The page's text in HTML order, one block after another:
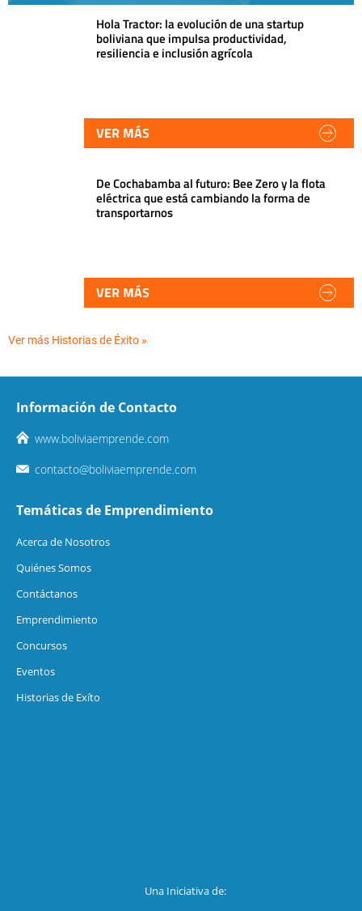
Hola Tractor: la evolución de una startup
boliviana que impulsa productividad,
resiliencia e inclusión agrícola
VER MÁS
De Cochabamba al futuro: Bee Zero y la flota
eléctrica que está cambiando la forma de
transportarnos
VER MÁS
Ver más Historias de Éxito »
Información de Contacto
www.boliviaemprende.com
contacto@boliviaemprende.com
Temáticas de Emprendimiento
Acerca de Nosotros
Quiénes Somos
Contáctanos
Emprendimiento
Concursos
Eventos
Historias de Exíto
Una Iniciativa de: